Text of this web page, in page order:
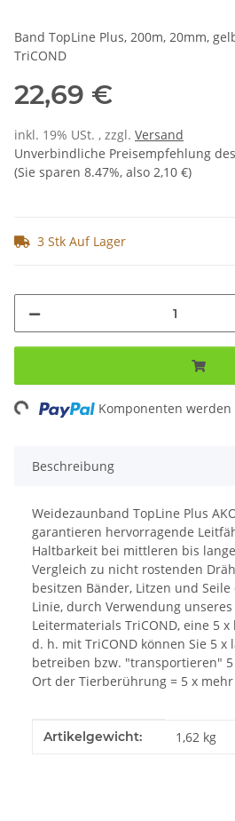
Band TopLine Plus, 200m, 20mm,
TriCOND
22,69 €
inkl. 19% USt. , zzgl. Versand
Unverbindliche Preisempfehlung
(Sie sparen 8.47%, also 2,10 €)
3 Stk Auf Lager
Komponenten werden
Beschreibung
Weidezaunband TopLine Plus
garantieren hervorragende
Haltbarkeit bei mittleren bis
Vergleich zu nicht rostenden
besitzen Bänder, Litzen und Seile
Linie, durch Verwendung
Leitermaterials TriCOND, eine 5
d. h. mit TriCOND können Sie 5 x
betreiben bzw. "transportieren"
Ort der Tierberührung = 5 x
Produkteigenschaft
Wert
Artikelgewicht: 1,62 kg